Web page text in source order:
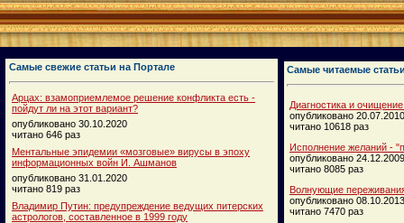
Самые свежие статьи на Портале
Арцах: взамоприемлемое решение конфликта есть -
пойдут ли на этот вариант?
опубликовано 30.10.2020
читано 646 раз
Ментальные эпидемии «мозговые» вирусы в эпоху
информационных войн И. Ашманов
опубликовано 31.01.2020
читано 819 раз
Владимир Путин: предупреждение ведущих питерских
астрологов, составленное в 1999 году
Самые читаемые
Диагностика и
опубликовано 20.07.2010
читано 10618 раз
Исполнение желаний -
опубликовано 24.12.2009
читано 8085 раз
Волнующие
опубликовано 08.10.2013
читано 7470 раз